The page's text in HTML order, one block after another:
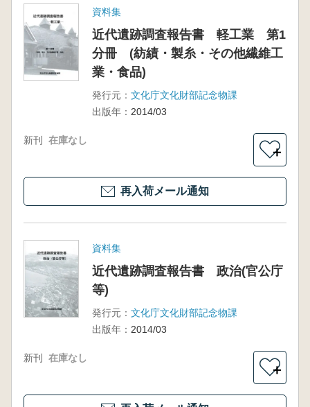
資料集
近代遺跡調査報告書 軽工業 第1
分冊 (紡績・製糸・その他繊維工
業・食品)
発行元： 文化庁文化財部記念物課
出版年： 2014/03
新刊 在庫なし
＋
再入荷メール通知
資料集
近代遺跡調査報告書 政治(官公庁
等)
発行元： 文化庁文化財部記念物課
出版年： 2014/03
新刊 在庫なし
＋